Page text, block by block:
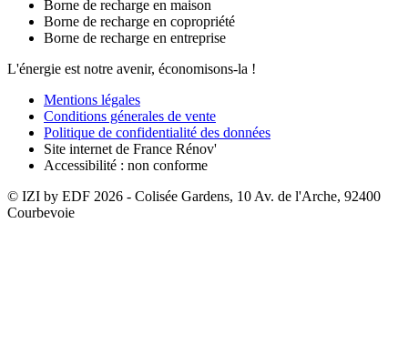
Borne de recharge en maison
Borne de recharge en copropriété
Borne de recharge en entreprise
L'énergie est notre avenir, économisons-la !
Mentions légales
Conditions génerales de vente
Politique de confidentialité des données
Site internet de France Rénov'
Accessibilité : non conforme
© IZI by EDF 2026 - Colisée Gardens, 10 Av. de l'Arche, 92400
Courbevoie